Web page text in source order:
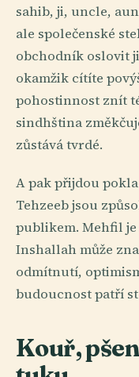
sahib, ji, uncle,
ale společenské
obchodník oslovit
okamžik cítíte
pohostinnost znít
sindhština
zůstává tvrdé.
A pak přijdou
Tehzeeb jsou
publikem. Mehfil
Inshallah může
odmítnutí,
budoucnost patří
Kouř,